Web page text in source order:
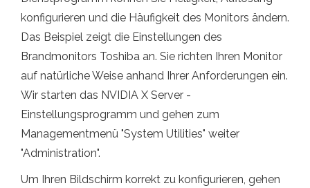
konfigurieren und die Häufigkeit des Monitors ändern.
Das Beispiel zeigt die Einstellungen des
Brandmonitors Toshiba an. Sie richten Ihren Monitor
auf natürliche Weise anhand Ihrer Anforderungen ein.
Wir starten das NVIDIA X Server -
Einstellungsprogramm und gehen zum
Managementmenü "System Utilities" weiter
"Administration".
Um Ihren Bildschirm korrekt zu konfigurieren, gehen